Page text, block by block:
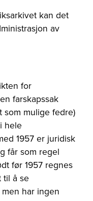
kan det
av
for
farskapssak
som mulige fedre)
hele
1957 er juridisk
får som regel
før 1957 regnes
til å se
har ingen